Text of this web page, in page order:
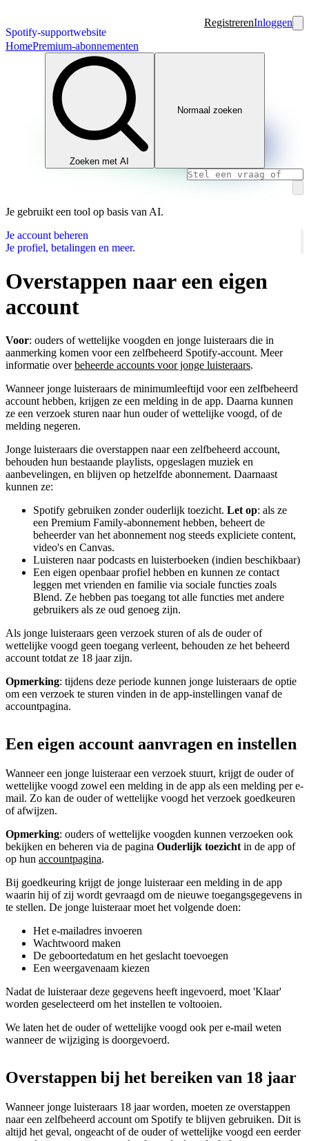
Spotify-supportwebsite
RegistrerenInloggen
HomePremium-abonnementen
Zoeken met AI
Normaal zoeken
Je gebruikt een tool op basis van AI.
Je account beheren
Je profiel, betalingen en meer.
Overstappen naar een eigen
account
Voor: ouders of wettelijke voogden en jonge luisteraars die in
aanmerking komen voor een zelfbeheerd Spotify-account. Meer
informatie overbeheerde accounts voor jonge luisteraars.
Wanneer jonge luisteraars de minimumleeftijd voor een zelfbeheerd
account hebben, krijgen ze een melding in de app. Daarna kunnen
ze een verzoek sturen naar hun ouder of wettelijke voogd, of de
melding negeren.
Jonge luisteraars die overstappen naar een zelfbeheerd account,
behouden hun bestaande playlists, opgeslagen muziek en
aanbevelingen, en blijven op hetzelfde abonnement. Daarnaast
kunnen ze:
Spotify gebruiken zonder ouderlijk toezicht. Let op: als ze
een Premium Family-abonnement hebben, beheert de
beheerder van het abonnement nog steeds expliciete content,
video's en Canvas.
Luisteren naar podcasts en luisterboeken (indien beschikbaar)
Een eigen openbaar profiel hebben en kunnen ze contact
leggen met vrienden en familie via sociale functies zoals
Blend. Ze hebben pas toegang tot alle functies met andere
gebruikers als ze oud genoeg zijn.
Als jonge luisteraars geen verzoek sturen of als de ouder of
wettelijke voogd geen toegang verleent, behouden ze het beheerd
account totdat ze 18 jaar zijn.
Opmerking: tijdens deze periode kunnen jonge luisteraars de optie
om een verzoek te sturen vinden in de app-instellingen vanaf de
accountpagina.
Een eigen account aanvragen en instellen
Wanneer een jonge luisteraar een verzoek stuurt, krijgt de ouder of
wettelijke voogd zowel een melding in de app als een melding per e-
mail. Zo kan de ouder of wettelijke voogd het verzoek goedkeuren
of afwijzen.
Opmerking: ouders of wettelijke voogden kunnen verzoeken ook
bekijken en beheren via de pagina Ouderlijk toezicht in de app of
op hun accountpagina.
Bij goedkeuring krijgt de jonge luisteraar een melding in de app
waarin hij of zij wordt gevraagd om de nieuwe toegangsgegevens in
te stellen. De jonge luisteraar moet het volgende doen:
Het e-mailadres invoeren
Wachtwoord maken
De geboortedatum en het geslacht toevoegen
Een weergavenaam kiezen
Nadat de luisteraar deze gegevens heeft ingevoerd, moet 'Klaar'
worden geselecteerd om het instellen te voltooien.
We laten het de ouder of wettelijke voogd ook per e-mail weten
wanneer de wijziging is doorgevoerd.
Overstappen bij het bereiken van 18 jaar
Wanneer jonge luisteraars 18 jaar worden, moeten ze overstappen
naar een zelfbeheerd account om Spotify te blijven gebruiken. Dit is
altijd het geval, ongeacht of de ouder of wettelijke voogd een eerder